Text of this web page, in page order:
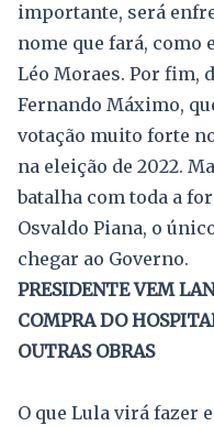
importante, será
nome que fará, como
Léo Moraes. Por fim,
Fernando Máximo,
votação muito forte
na eleição de 2022.
batalha com toda a
Osvaldo Piana, o
chegar ao Governo.
PRESIDENTE VEM
COMPRA DO
OUTRAS OBRAS
O que Lula virá fazer